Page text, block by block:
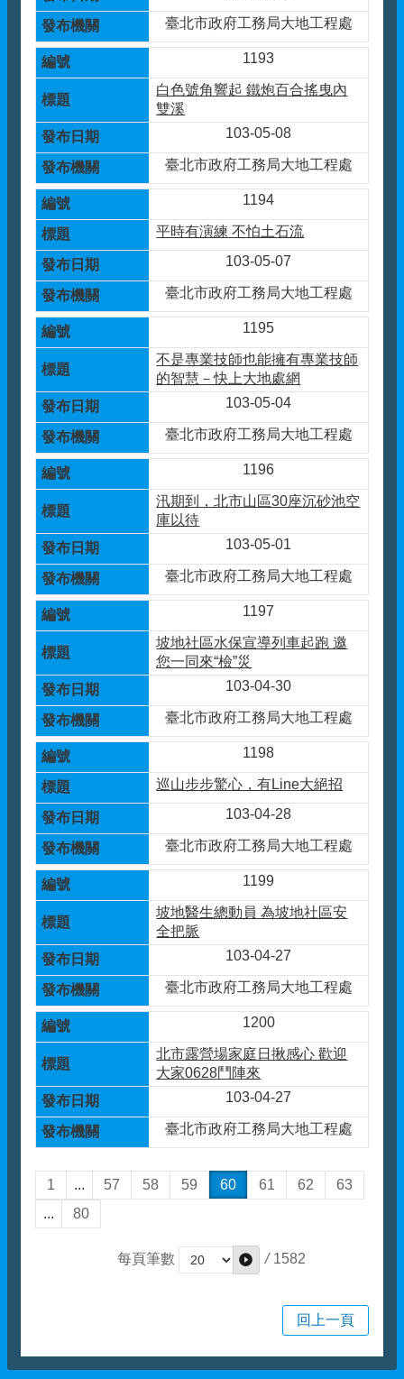
臺北市政府工務局大地工程處
1193
白色號角響起 鐵炮百合搖曳內
雙溪
103-05-08
臺北市政府工務局大地工程處
1194
平時有演練 不怕土石流
103-05-07
臺北市政府工務局大地工程處
1195
不是專業技師也能擁有專業技師
的智慧－快上大地處網
103-05-04
臺北市政府工務局大地工程處
1196
汛期到，北市山區30座沉砂池空
庫以待
103-05-01
臺北市政府工務局大地工程處
1197
坡地社區水保宣導列車起跑 邀
您一同來“檢”災
103-04-30
臺北市政府工務局大地工程處
1198
巡山步步驚心，有Line大絕招
103-04-28
臺北市政府工務局大地工程處
1199
坡地醫生總動員 為坡地社區安
全把脈
103-04-27
臺北市政府工務局大地工程處
1200
北市露營場家庭日揪感心 歡迎
大家0628鬥陣來
103-04-27
臺北市政府工務局大地工程處
1 ... 57 58 59 60 61 62
63
...
80
每頁筆數 / 1582
回上一頁